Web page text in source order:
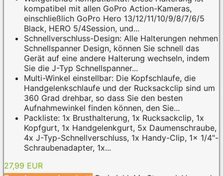
kompatibel mit allen GoPro Action-Kameras,
einschließlich GoPro Hero 13/12/11/10/9/8/7/6/5
Black, HERO 5/4Session, und...
Schnellverschluss-Design: Alle Halterungen nehmen
Schnellspanner Design, können Sie schnell das
Gerät auf eine andere Halterung wechseln, indem
Sie die J-Typ Schnellspanner...
Multi-Winkel einstellbar: Die Kopfschlaufe, die
Handgelenkschlaufe und der Rucksackclip sind um
360 Grad drehbar, so dass Sie den besten
Aufnahmewinkel finden können, den Sie...
Packliste: 1x Brusthalterung, 1x Rucksackclip, 1x
Kopfgurt, 1x Handgelenkgurt, 5x Daumenschraube,
4x J-Typ-Schnellverschluss, 1x Handy-Clip, 1x 1/4"-
Schraubenadapter, 1x...
27,99 EUR